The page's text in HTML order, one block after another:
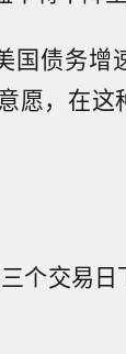
国债务增
愿，在这
个交易日